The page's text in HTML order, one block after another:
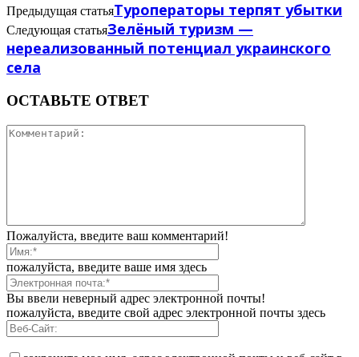
Предыдущая статьяТуроператоры терпят убытки
Следующая статьяЗелёный туризм —
нереализованный потенциал украинского
села
ОСТАВЬТЕ ОТВЕТ
Пожалуйста, введите ваш комментарий!
пожалуйста, введите ваше имя здесь
Вы ввели неверный адрес электронной почты!
пожалуйста, введите свой адрес электронной почты здесь